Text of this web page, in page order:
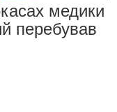
медики
перебував